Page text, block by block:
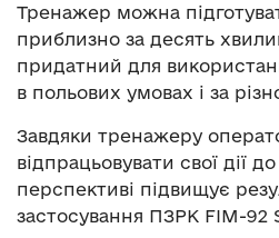
Тренажер можна
приблизно за десять
придатний для
в польових умовах і за
Завдяки тренажеру
відпрацьовувати свої дії
перспективі підвищує
застосування ПЗРК FIM-92